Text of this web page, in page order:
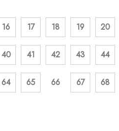
16 17 18 19 20
40 41 42 43 44
64 65 66 67 68